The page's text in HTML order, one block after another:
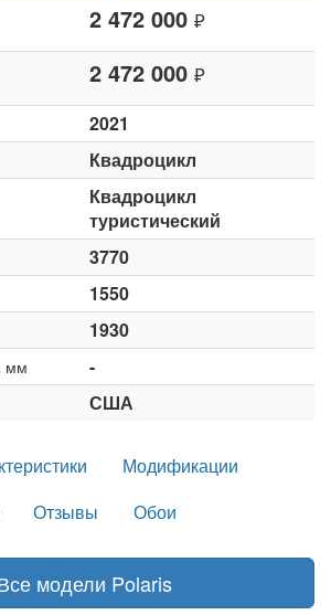
2 472 000 ₽
2 472 000 ₽
2021
Квадроцикл
Квадроцикл
туристический
3770
1550
1930
мм
-
США
Модификации
Отзывы Обои
модели Polaris